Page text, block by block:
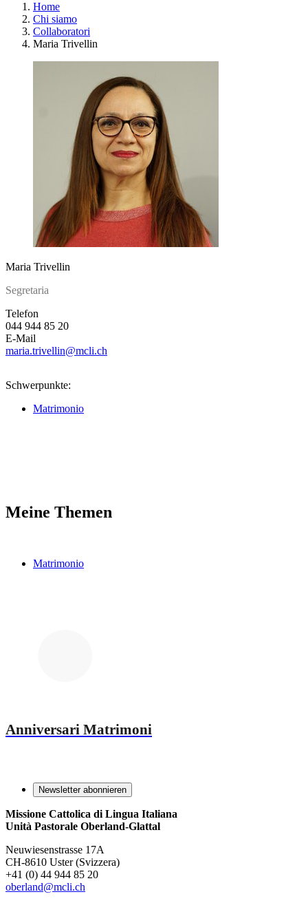
Home
Chi siamo
Collaboratori
Maria Trivellin
Maria Trivellin
Segretaria
Telefon
044 944 85 20
E-Mail
maria.trivellin@mcli.ch
Schwerpunkte:
Matrimonio
Meine Themen
Matrimonio
Anniversari Matrimoni
Newsletter abonnieren
Missione Cattolica di Lingua Italiana
Unità Pastorale Oberland-Glattal
Neuwiesenstrasse 17A
CH-8610 Uster (Svizzera)
+41 (0) 44 944 85 20
oberland@mcli.ch